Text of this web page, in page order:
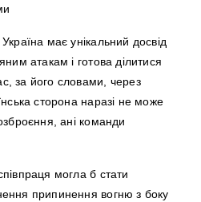
має унікальний досвід
атакам і готова ділитися
за його словами, через
сторона наразі не може
ані команди
могла б стати
припинення вогню з боку